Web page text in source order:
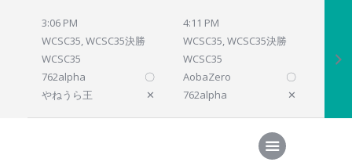
3:06 PM
WCSC35, WCSC35決勝
WCSC35
762alpha
〇
やねうら王
✕
4:11 PM
WCSC35, WCSC35決勝
WCSC35
AobaZero
〇
762alpha
✕
Home